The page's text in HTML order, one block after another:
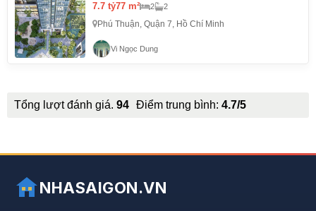
7.7 tỷ77 m² 2 2
Phú Thuận, Quận 7, Hồ Chí Minh
Vi Ngọc Dung
Tổng lượt đánh giá. 94 Điểm trung bình: 4.7/5
NHASAIGON.VN